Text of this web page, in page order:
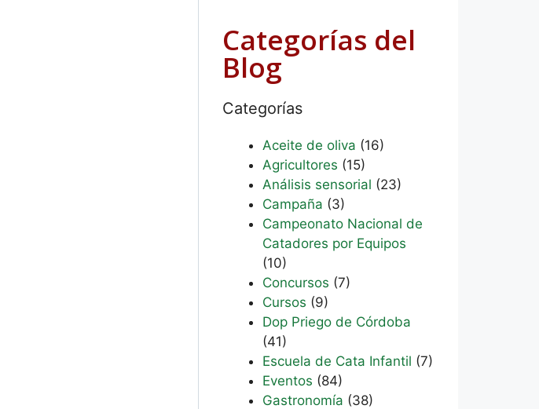
Categorías del
Blog
Categorías
Aceite de oliva (16)
Agricultores (15)
Análisis sensorial (23)
Campaña (3)
Campeonato Nacional de
Catadores por Equipos
(10)
Concursos (7)
Cursos (9)
Dop Priego de Córdoba
(41)
Escuela de Cata Infantil (7)
Eventos (84)
Gastronomía (38)